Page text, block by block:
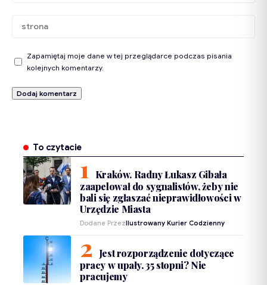
Zapamiętaj moje dane w tej przeglądarce podczas pisania
kolejnych komentarzy.
To czytacie
Kraków. Radny Łukasz Gibała
zaapelował do sygnalistów, żeby nie
bali się zgłaszać nieprawidłowości w
Urzędzie Miasta
Dodane PrzezIlustrowany Kurier Codzienny
Jest rozporządzenie dotyczące
pracy w upały. 35 stopni? Nie
pracujemy